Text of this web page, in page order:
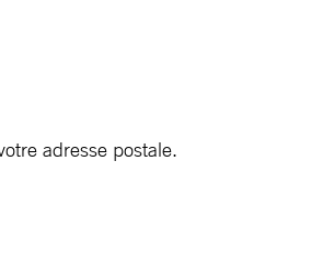
adresse postale.